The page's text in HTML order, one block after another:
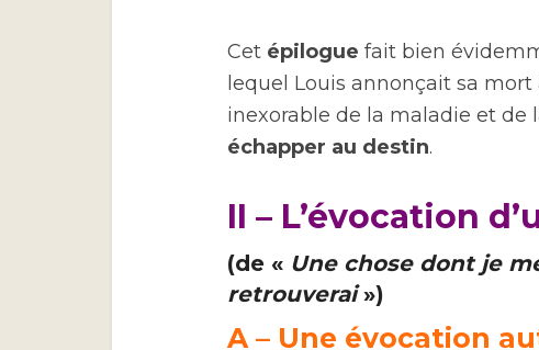
Cet épilogue fait bien
lequel Louis annonçait sa
inexorable de la maladie et de
échapper au destin.
II – L’évocation
(de « Une chose dont je
retrouverai»)
A – Une évocation